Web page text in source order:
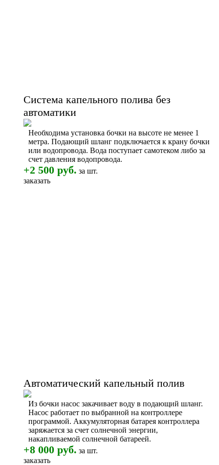
Система капельного полива без
автоматики
Необходима установка бочки на высоте не менее 1
метра. Подающий шланг подключается к крану бочки
или водопровода. Вода поступает самотеком либо за
счет давления водопровода.
+2 500 руб. за шт.
заказать
Автоматический капельный полив
Из бочки насос закачивает воду в подающий шланг.
Насос работает по выбранной на контроллере
программой. Аккумуляторная батарея контроллера
заряжается за счет солнечной энергии,
накапливаемой солнечной батареей.
+8 000 руб. за шт.
заказать